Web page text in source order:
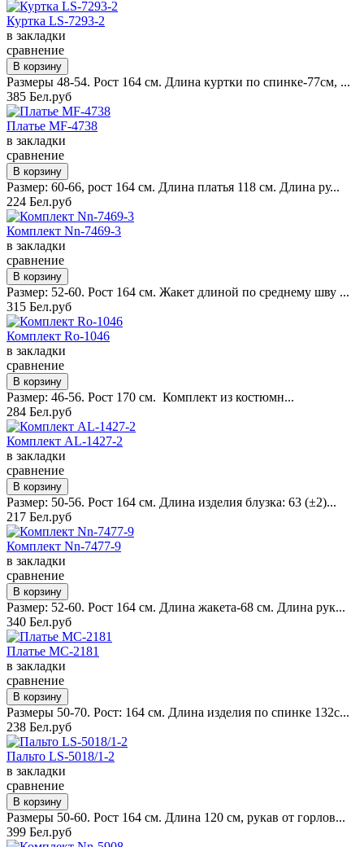
Куртка LS-7293-2
в закладки
сравнение
Размеры 48-54. Рост 164 см. Длина куртки по спинке-77см, ...
385 Бел.руб
Платье MF-4738
в закладки
сравнение
Размер: 60-66, рост 164 см. Длина платья 118 см. Длина ру...
224 Бел.руб
Комплект Nn-7469-3
в закладки
сравнение
Размер: 52-60. Рост 164 см. Жакет длиной по среднему шву ...
315 Бел.руб
Комплект Ro-1046
в закладки
сравнение
Размер: 46-56. Рост 170 см. Комплект из костюмн...
284 Бел.руб
Комплект AL-1427-2
в закладки
сравнение
Размер: 50-56. Рост 164 см. Длина изделия блузка: 63 (±2)...
217 Бел.руб
Комплект Nn-7477-9
в закладки
сравнение
Размер: 52-60. Рост 164 см. Длина жакета-68 см. Длина рук...
340 Бел.руб
Платье MC-2181
в закладки
сравнение
Размеры 50-70. Рост: 164 см. Длина изделия по спинке 132с...
238 Бел.руб
Пальто LS-5018/1-2
в закладки
сравнение
Размеры 50-60. Рост 164 см. Длина 120 см, рукав от горлов...
399 Бел.руб